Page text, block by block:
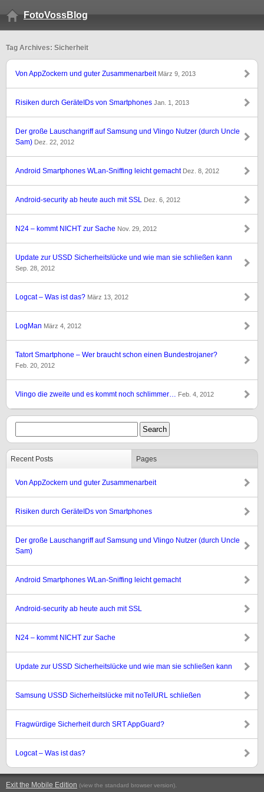
FotoVossBlog
Tag Archives: Sicherheit
Von AppZockern und guter Zusammenarbeit März 9, 2013
Risiken durch GeräteIDs von Smartphones Jan. 1, 2013
Der große Lauschangriff auf Samsung und Vlingo Nutzer (durch Uncle
Sam) Dez. 22, 2012
Android Smartphones WLan-Sniffing leicht gemacht Dez. 8, 2012
Android-security ab heute auch mit SSL Dez. 6, 2012
N24 – kommt NICHT zur Sache Nov. 29, 2012
Update zur USSD Sicherheitslücke und wie man sie schließen kann
Sep. 28, 2012
Logcat – Was ist das? März 13, 2012
LogMan März 4, 2012
Tatort Smartphone – Wer braucht schon einen Bundestrojaner?
Feb. 20, 2012
Vlingo die zweite und es kommt noch schlimmer… Feb. 4, 2012
Recent Posts Pages
Von AppZockern und guter Zusammenarbeit
Risiken durch GeräteIDs von Smartphones
Der große Lauschangriff auf Samsung und Vlingo Nutzer (durch Uncle
Sam)
Android Smartphones WLan-Sniffing leicht gemacht
Android-security ab heute auch mit SSL
N24 – kommt NICHT zur Sache
Update zur USSD Sicherheitslücke und wie man sie schließen kann
Samsung USSD Sicherheitslücke mit noTelURL schließen
Fragwürdige Sicherheit durch SRT AppGuard?
Logcat – Was ist das?
Exit the Mobile Edition (view the standard browser version).